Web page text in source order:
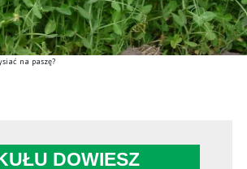
na paszę?
DOWIESZ